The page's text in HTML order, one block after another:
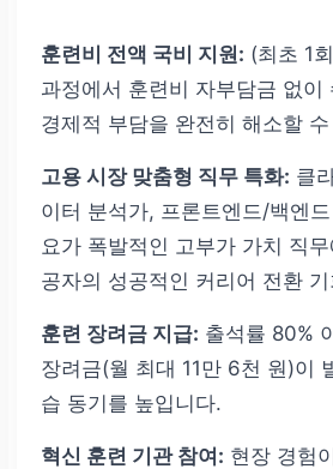
훈련비 전액 국비 지원: (최초 1
과정에서 훈련비 자부담금 없이
경제적 부담을 완전히 해소할
고용 시장 맞춤형 직무 특화: 클
이터 분석가, 프론트엔드/백엔
요가 폭발적인 고부가 가치 직
공자의 성공적인 커리어 전환
훈련 장려금 지급: 출석률 80%
장려금(월 최대 11만 6천 원)이
습 동기를 높입니다.
혁신 훈련 기관 참여: 현장 경험